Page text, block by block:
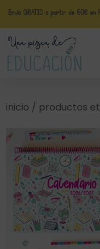
Envío GRATIS a partir de 50€ en
inicio / productos